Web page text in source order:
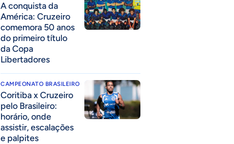
A conquista da
América: Cruzeiro
comemora 50 anos
do primeiro título
da Copa
Libertadores
CAMPEONATO BRASILEIRO
Coritiba x Cruzeiro
pelo Brasileiro:
horário, onde
assistir, escalações
e palpites